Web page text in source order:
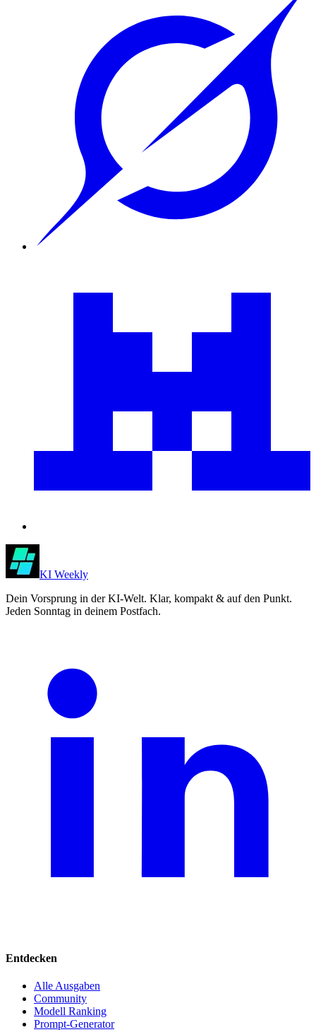
KI Weekly
Dein Vorsprung in der KI-Welt. Klar, kompakt & auf den Punkt.
Jeden Sonntag in deinem Postfach.
Entdecken
Alle Ausgaben
Community
Modell Ranking
Prompt-Generator